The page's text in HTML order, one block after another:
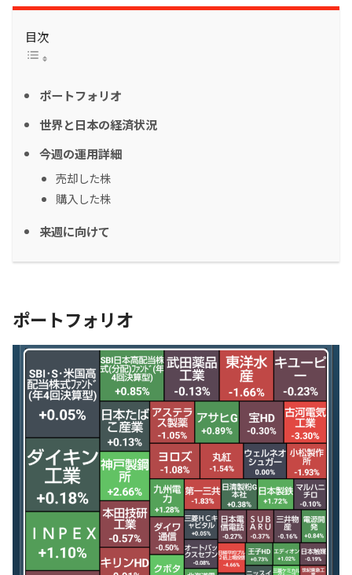
目次
ポートフォリオ
世界と日本の経済状況
今週の運用詳細
売却した株
購入した株
来週に向けて
ポートフォリオ